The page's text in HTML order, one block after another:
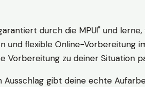
durch die MPU!" und
und flexible Online-Vorbereitung
Vorbereitung zu deiner Situation
gibt deine echte